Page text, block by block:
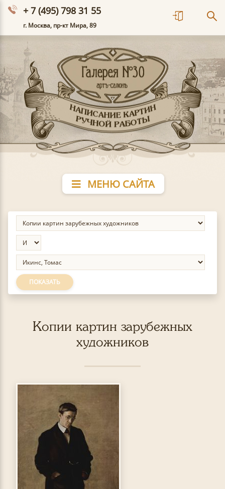
+ 7 (495) 798 31 55
г. Москва, пр-кт Мира, 89
МЕНЮ САЙТА
ПОКАЗАТЬ
Копии картин зарубежных
художников